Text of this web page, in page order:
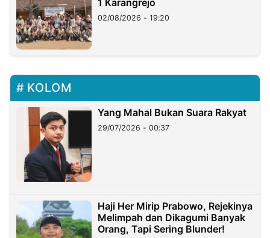
02/08/2026 - 19:20
KOLOM
Yang Mahal Bukan Suara Rakyat
29/07/2026 - 00:37
Haji Her Mirip Prabowo, Rejekinya
Melimpah dan Dikagumi Banyak
Orang, Tapi Sering Blunder!